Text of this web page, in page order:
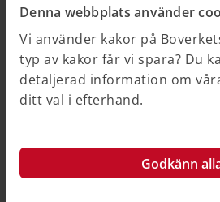
Denna webbplats använder
Vi använder kakor på
typ av kakor får vi spara? Du
detaljerad information om
ditt val i efterhand.
Godkänn
brist på bostäder för ungdomar.
Mot bakgrund av denna brist på
studenter har regeringen
över de regelverk som påverkar
ska föreslå förändringar av
ungdomsbostäder.